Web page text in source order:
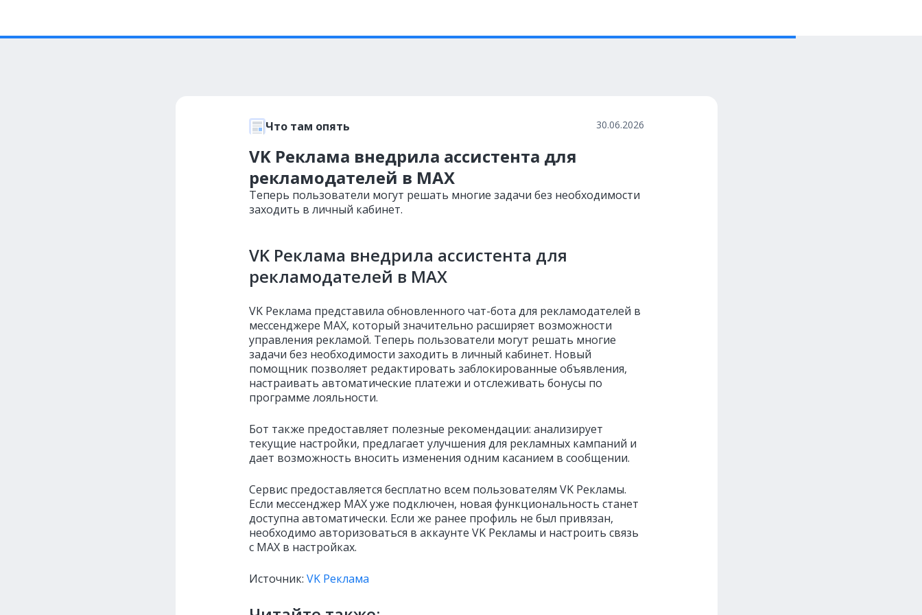
Что там опять 30.06.2026
VK Реклама внедрила ассистента для
рекламодателей в MAX
Теперь пользователи могут решать многие задачи без необходимости
заходить в личный кабинет.
VK Реклама внедрила ассистента для
рекламодателей в MAX
VK Реклама представила обновленного чат-бота для рекламодателей в
мессенджере MAX, который значительно расширяет возможности
управления рекламой. Теперь пользователи могут решать многие
задачи без необходимости заходить в личный кабинет. Новый
помощник позволяет редактировать заблокированные объявления,
настраивать автоматические платежи и отслеживать бонусы по
программе лояльности.
Бот также предоставляет полезные рекомендации: анализирует
текущие настройки, предлагает улучшения для рекламных кампаний и
дает возможность вносить изменения одним касанием в сообщении.
Сервис предоставляется бесплатно всем пользователям VK Рекламы.
Если мессенджер MAX уже подключен, новая функциональность станет
доступна автоматически. Если же ранее профиль не был привязан,
необходимо авторизоваться в аккаунте VK Рекламы и настроить связь
с MAX в настройках.
Источник: VK Реклама